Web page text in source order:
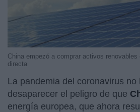
China empezó a comprar activos renovables
directa
La pandemia del coronavirus no
desaparecer el peligro de que
energía europea, que ahora